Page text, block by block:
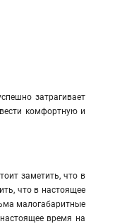
затрагивает
комфортную и
заметить, что в
что в настоящее
малогабаритные
время на